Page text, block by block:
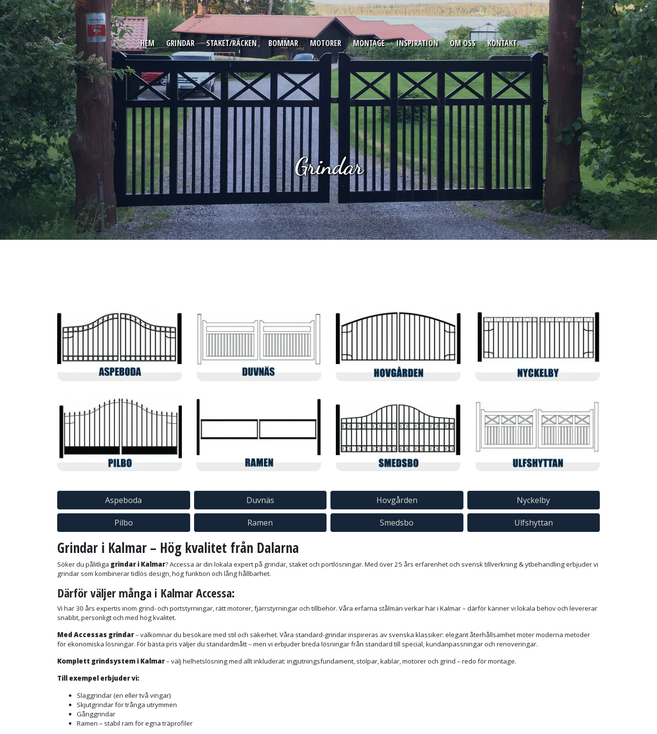
HEM GRINDAR STAKET/RÄCKEN BOMMAR MOTORER MONTAGE INSPIRATION OM OSS KONTAKT
Grindar
Aspeboda Duvnäs Hovgården Nyckelby
Pilbo Ramen Smedsbo Ulfshyttan
Grindar i Kalmar – Hög kvalitet från Dalarna
Söker du pålitliga grindar i Kalmar? Accessa är din lokala expert på grindar, staket och portlösningar. Med över 25 års erfarenhet och svensk tillverkning & ytbehandling erbjuder vi
grindar som kombinerar tidlös design, hög funktion och lång hållbarhet.
Därförväljer många i Kalmar Accessa:
Vi har 30 års expertis inom grind- och portstyrningar, rätt motorer, fjärrstyrningar och tillbehör. Våra erfarna stålmän verkar här i Kalmar – därför känner vi lokala behov och levererar
snabbt, personligt och med hög kvalitet.
Med Accessas grindar– välkomnar du besökare med stil och säkerhet. Våra standard-grindar inspireras av svenska klassiker: elegant återhållsamhet möter moderna metoder
för ekonomiska lösningar. För bästa pris väljer du standardmått – men vi erbjuder breda lösningar från standard till special, kundanpassningar och renoveringar.
Komplett grindsystem i Kalmar– välj helhetslösning med allt inkluderat: ingjutningsfundament, stolpar, kablar, motorer och grind – redo för montage.
Till exempel erbjuder vi:
Slaggrindar (en eller två vingar)
Skjutgrindar för trånga utrymmen
Gånggrindar
Ramen – stabil ram för egna träprofiler